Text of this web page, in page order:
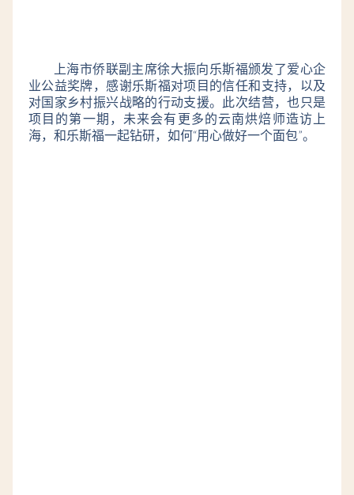
上海市侨联副主席徐大振向乐斯福颁发了爱心企
业公益奖牌，感谢乐斯福对项目的信任和支持，以及
对国家乡村振兴战略的行动支援。此次结营，也只是
项目的第一期，未来会有更多的云南烘焙师造访上
海，和乐斯福一起钻研，如何“用心做好一个面包”。